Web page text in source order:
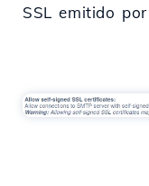
SSL emitido